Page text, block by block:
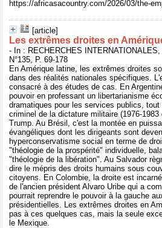
https://africasacountry.com/2026/03/the-
[article]
Les extrêmes droites en
- In : RECHERCHES
N°135, P. 69-178
En Amérique latine, les extrêmes droites
dans des réalités nationales spécifiques.
consacré à des études de cas. En
pouvoir en professant un libertarianisme
dramatiques pour les services publics,
criminel de la dictature militaire (1976-
Trump. Au Brésil, c'est la montée en
évangéliques dont les dirigeants sont
hyperconservatisme social en terme de
"théologie de la prospérité" individuelle,
"théologie de la libération". Au Salvador
dire le mépris des droits humains sous
citoyens. En Colombie, la droite est
de l'ancien président Alvaro Uribe qui a
pourrait reprendre le pouvoir à la gauche
présidentielles. Les extrêmes droites en
pas à ces quelques cas, mais la seule
le Mexique.